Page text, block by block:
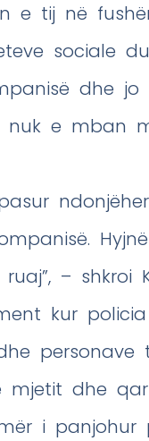
e tij në
sociale
dhe jo
e mban
– shkroi
kur
dhe
i